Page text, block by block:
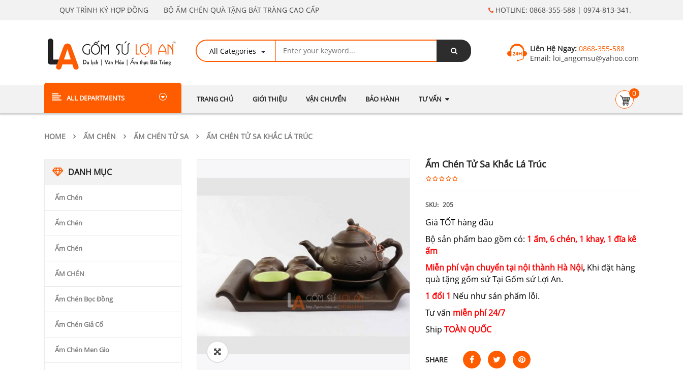
QUY TRÌNH KÝ HỢP ĐỒNG BỘ ẤM CHÉN QUÀ TẶNG BÁT TRÀNG CAO CẤP HOTLINE: 0868-355-588 | 0974-813-341.
Liên Hệ Ngay: 0868-355-588
Email: loi_angomsu@yahoo.com
ALL DEPARTMENTS TRANG CHỦ GIỚI THIỆU VẬN CHUYỂN BẢO HÀNH TƯ VẤN
0
HOME ẤM CHÉN ẤM CHÉN TỬ SA ẤM CHÉN TỬ SA KHẮC LÁ TRÚC
DANH MỤC
Ấm Chén
Ấm Chén
Ấm Chén
ẤM CHÉN
Ấm Chén Bọc Đồng
Ấm Chén Giả Cổ
Ấm Chén Men Gio
Ấm Chén Tử Sa Khắc Lá Trúc
SKU: 205
Giá TỐT hàng đầu
Bộ sản phẩm bao gồm có: 1 ấm, 6 chén, 1 khay, 1 đĩa kê
ấm
Miễn phí vận chuyển tại nội thành Hà Nội, Khi đặt hàng
quà tặng gốm sứ Tại Gốm sứ Lợi An.
1 đổi 1 Nếu như sản phẩm lỗi.
Tư vấn miễn phí 24/7
Ship TOÀN QUỐC
SHARE